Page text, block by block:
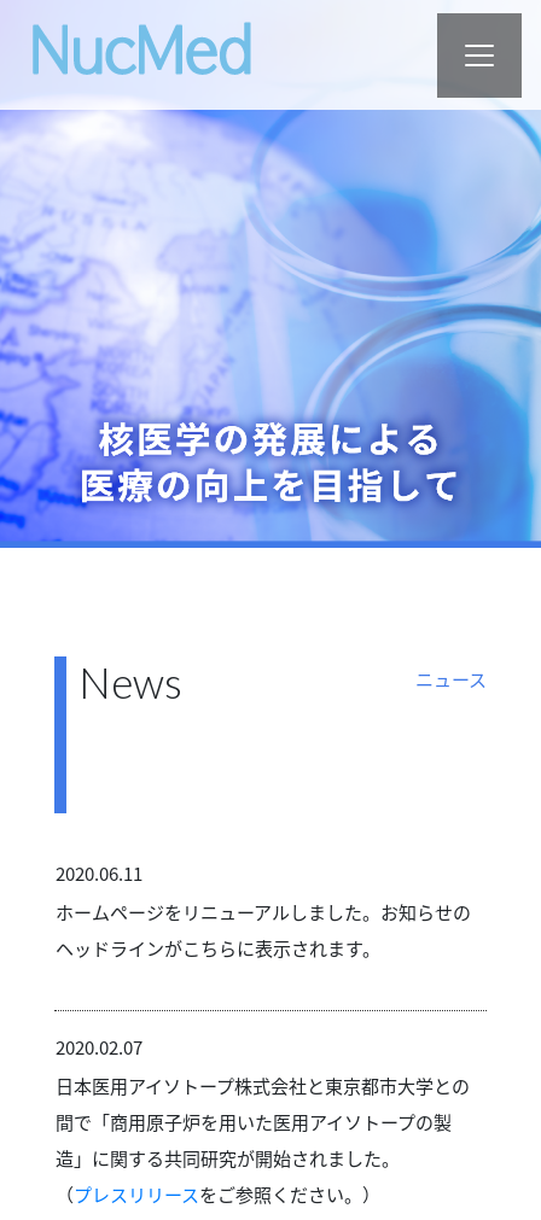
News ニュース
2020.06.11
ホームページをリニューアルしました。お知らせの
ヘッドラインがこちらに表示されます。
2020.02.07
日本医用アイソトープ株式会社と東京都市大学との
間で「商用原子炉を用いた医用アイソトープの製
造」に関する共同研究が開始されました。
（プレスリリースをご参照ください。）